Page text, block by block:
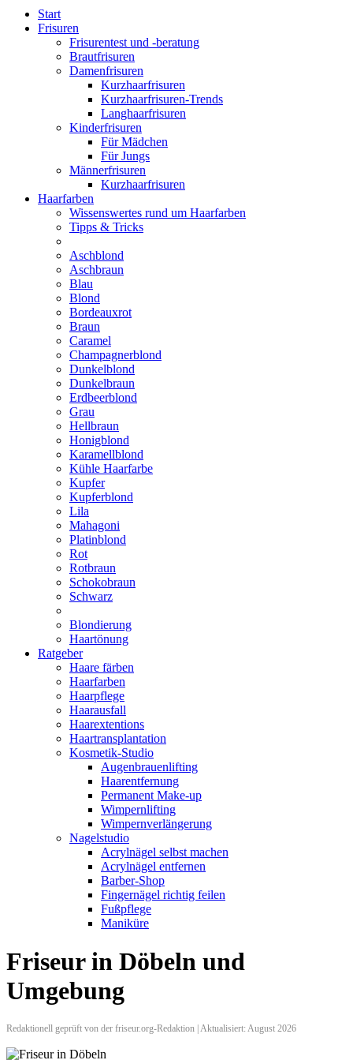
Start
Frisuren
Frisurentest und -beratung
Brautfrisuren
Damenfrisuren
Kurzhaarfrisuren
Kurzhaarfrisuren-Trends
Langhaarfrisuren
Kinderfrisuren
Für Mädchen
Für Jungs
Männerfrisuren
Kurzhaarfrisuren
Haarfarben
Wissenswertes rund um Haarfarben
Tipps & Tricks
Aschblond
Aschbraun
Blau
Blond
Bordeauxrot
Braun
Caramel
Champagnerblond
Dunkelblond
Dunkelbraun
Erdbeerblond
Grau
Hellbraun
Honigblond
Karamellblond
Kühle Haarfarbe
Kupfer
Kupferblond
Lila
Mahagoni
Platinblond
Rot
Rotbraun
Schokobraun
Schwarz
Blondierung
Haartönung
Ratgeber
Haare färben
Haarfarben
Haarpflege
Haarausfall
Haarextentions
Haartransplantation
Kosmetik-Studio
Augenbrauenlifting
Haarentfernung
Permanent Make-up
Wimpernlifting
Wimpernverlängerung
Nagelstudio
Acrylnägel selbst machen
Acrylnägel entfernen
Barber-Shop
Fingernägel richtig feilen
Fußpflege
Maniküre
Friseur in Döbeln und
Umgebung
Redaktionell geprüft von der friseur.org-Redaktion | Aktualisiert: August 2026